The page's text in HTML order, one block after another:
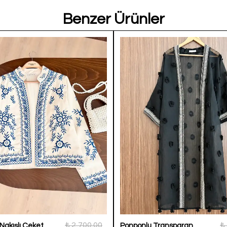
Benzer Ürünler
₺ 2,700.00 ₺